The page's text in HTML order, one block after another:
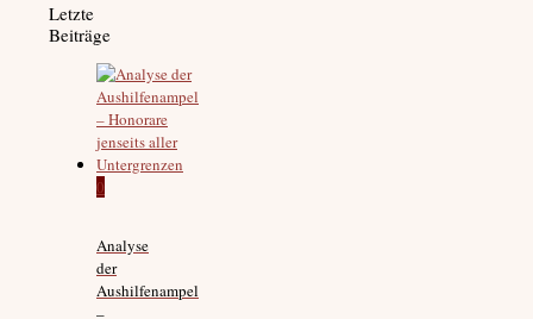
Letzte
Beiträge
0
Analyse
der
Aushilfenampel
–